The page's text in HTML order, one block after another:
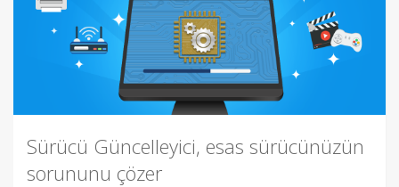
Sürücü Güncelleyici, esas sürücünüzün
sorununu çözer